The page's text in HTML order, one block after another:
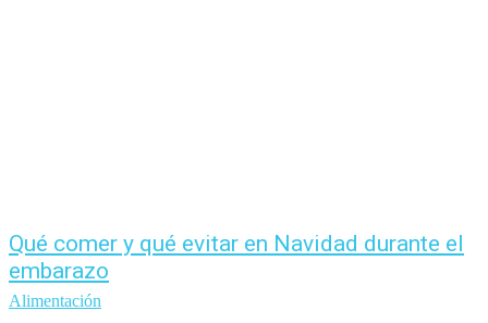
Qué comer y qué evitar en Navidad durante el
embarazo
Alimentación